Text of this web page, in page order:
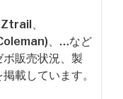
、
、…など
販売状況、製
載しています。